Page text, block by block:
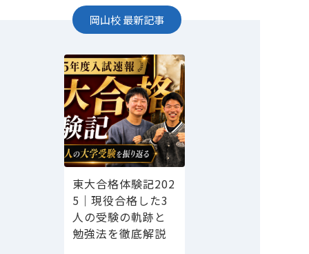
岡山校最新記事
東大合格体験記202
5｜現役合格した3
人の受験の軌跡と
勉強法を徹底解説